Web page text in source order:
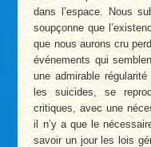
dans l’espace. Nous
soupçonne que
que nous aurons cru
événements qui
une admirable
les suicides, se
critiques, avec une
il n’y a que le
savoir un jour les lois